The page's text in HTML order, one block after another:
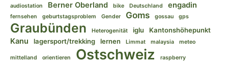
audiostation
Berner Oberland bike Deutschland engadin
fernsehen geburtstagsproblem Gender Goms gossau gps
Graubünden Heterogenität iglu Kantonshöhepunkt
Kanu lagersport/trekking lernen Limmat malaysia meteo
mittelland orientieren Ostschweiz raspberry